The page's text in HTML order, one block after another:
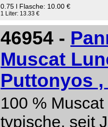
0.75 l Flasche: 10.00 €
1 Liter: 13.33 €
46954 -
Muscat
Puttonyos ,
100 %
typische, seit